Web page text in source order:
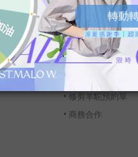
WHOLESALE
•大宗採購
•批發銷售
•
•修剪羊駝預約單
• 商務合作